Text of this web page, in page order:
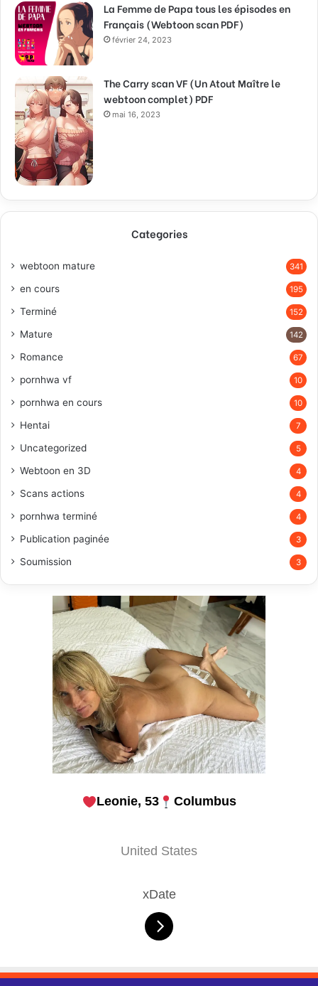
La Femme de Papa tous les épisodes en
Français (Webtoon scan PDF)
février 24, 2023
The Carry scan VF (Un Atout Maître le
webtoon complet) PDF
mai 16, 2023
Categories
webtoon mature 341
en cours 195
Terminé 152
Mature 142
Romance 67
pornhwa vf 10
pornhwa en cours 10
Hentai 7
Uncategorized 5
Webtoon en 3D 4
Scans actions 4
pornhwa terminé 4
Publication paginée 3
Soumission 3
Leonie, 53 Columbus
United States
xDate